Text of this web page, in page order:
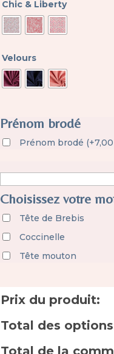
Chic & Liberty
Velours
Prénom brodé
Prénom brodé (+7,00
Choisissez votre
Tête de Brebis
Coccinelle
Tête mouton
Prix du produit:
Total des
Total de la